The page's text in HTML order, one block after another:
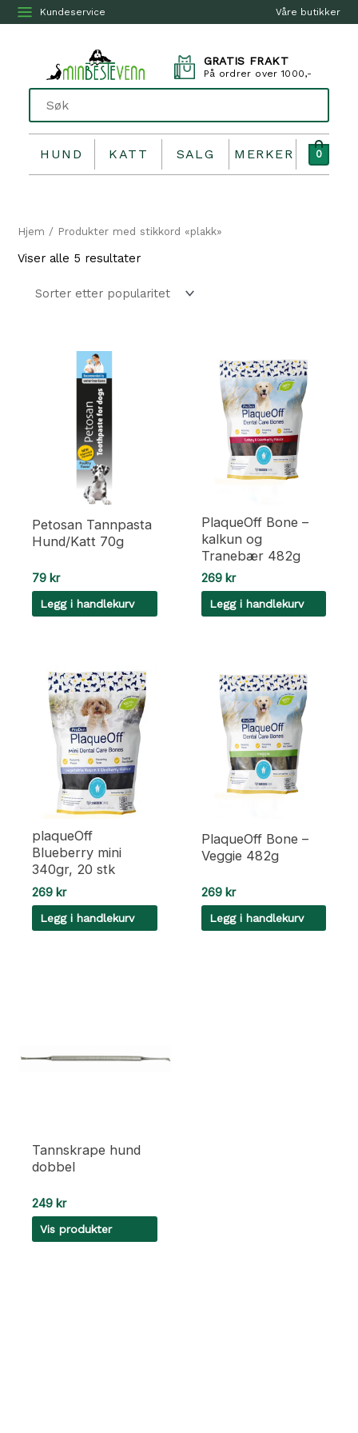
Våre butikker
Kundeservice
GRATIS FRAKT
På ordrer over 1000,-
HUND KATT SALG MERKER 0
Hjem / Produkter med stikkord «plakk»
Viser alle 5 resultaterSortert
Petosan Tannpasta
Hund/Katt 70g
79 kr
Legg i handlekurv
PlaqueOff Bone –
kalkun og
Tranebær 482g
269 kr
Legg i handlekurv
plaqueOff
Blueberry mini
340gr, 20 stk
269 kr
Legg i handlekurv
PlaqueOff Bone –
Veggie 482g
269 kr
Legg i handlekurv
Tannskrape hund
dobbel
249 kr
Vis produkter